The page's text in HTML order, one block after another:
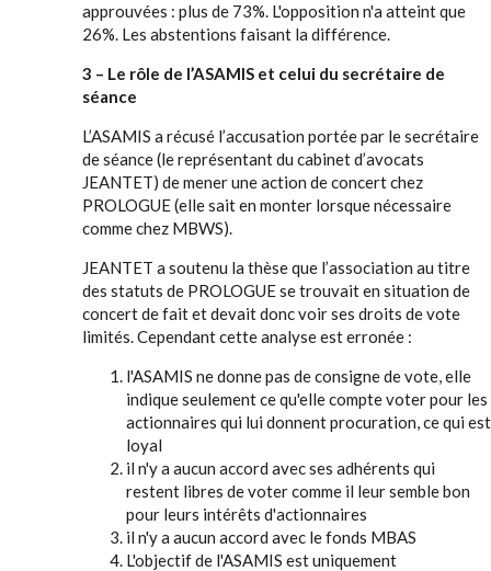
approuvées : plus de 73%. L'opposition n'a atteint que
26%. Les abstentions faisant la différence.
3 – Le rôle de l’ASAMIS et celui du secrétaire de
séance
L’ASAMIS a récusé l’accusation portée par le secrétaire
de séance (le représentant du cabinet d’avocats
JEANTET) de mener une action de concert chez
PROLOGUE (elle sait en monter lorsque nécessaire
comme chez MBWS).
JEANTET a soutenu la thèse que l’association au titre
des statuts de PROLOGUE se trouvait en situation de
concert de fait et devait donc voir ses droits de vote
limités. Cependant cette analyse est erronée :
l'ASAMIS ne donne pas de consigne de vote, elle
indique seulement ce qu'elle compte voter pour les
actionnaires qui lui donnent procuration, ce qui est
loyal
il n'y a aucun accord avec ses adhérents qui
restent libres de voter comme il leur semble bon
pour leurs intérêts d'actionnaires
il n'y a aucun accord avec le fonds MBAS
L'objectif de l'ASAMIS est uniquement